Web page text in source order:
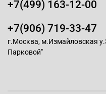
+7(499) 163-12-00
+7(906) 719-33-47
г.Москва, м.Измайловская
Парковой"